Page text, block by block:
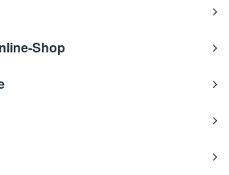
Shop